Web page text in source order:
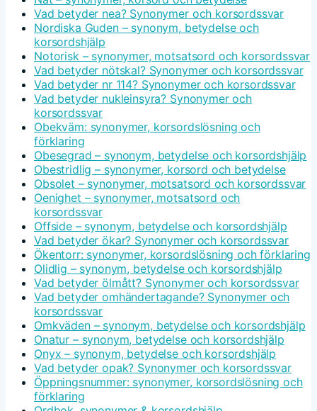
Vad betyder nea? Synonymer och korsordssvar
Nordiska Guden – synonym, betydelse och
korsordshjälp
Notorisk – synonymer, motsatsord och korsordssvar
Vad betyder nötskal? Synonymer och korsordssvar
Vad betyder nr 114? Synonymer och korsordssvar
Vad betyder nukleinsyra? Synonymer och
korsordssvar
Obekväm: synonymer, korsordslösning och
förklaring
Obesegrad – synonym, betydelse och korsordshjälp
Obestridlig – synonymer, korsord och betydelse
Obsolet – synonymer, motsatsord och korsordssvar
Oenighet – synonymer, motsatsord och
korsordssvar
Offside – synonym, betydelse och korsordshjälp
Vad betyder ökar? Synonymer och korsordssvar
Ökentorr: synonymer, korsordslösning och förklaring
Olidlig – synonym, betydelse och korsordshjälp
Vad betyder ölmått? Synonymer och korsordssvar
Vad betyder omhändertagande? Synonymer och
korsordssvar
Omkväden – synonym, betydelse och korsordshjälp
Onatur – synonym, betydelse och korsordshjälp
Onyx – synonym, betydelse och korsordshjälp
Vad betyder opak? Synonymer och korsordssvar
Öppningsnummer: synonymer, korsordslösning och
förklaring